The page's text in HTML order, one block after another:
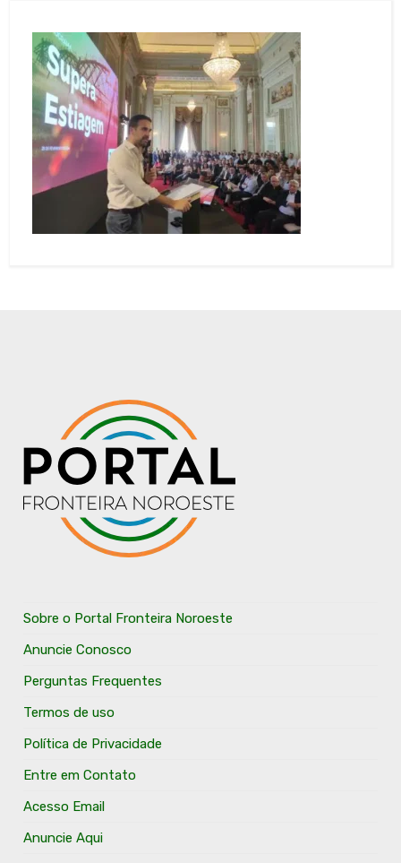
Sobre o Portal Fronteira Noroeste
Anuncie Conosco
Perguntas Frequentes
Termos de uso
Política de Privacidade
Entre em Contato
Acesso Email
Anuncie Aqui